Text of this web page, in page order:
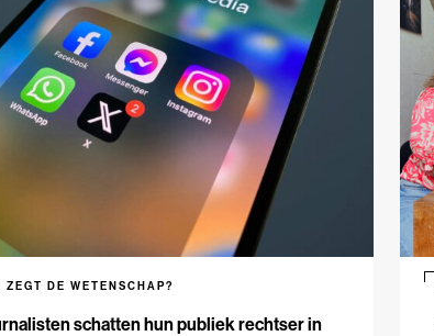
schatten hun publiek rechtser in
ZEGT DE WETENSCHAP?